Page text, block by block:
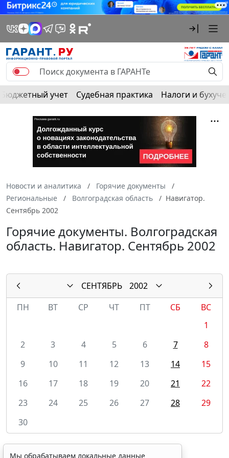
Бюджетный учет Судебная практика Налоги и
Новости и аналитика
Горячие документы
Региональные
Волгоградская область
Навигатор.
Сентябрь 2002
Горячие документы. Волгоградская
область. Навигатор. Сентябрь 2002
СЕНТЯБРЬ
2002
ПН
ВТ СР ЧТ ПТ СБ
ВС
1
2
3 4 5 6 7
8
9
10 11 12 13 14
15
16
17 18 19 20 21
22
23
24 25 26 27 28
29
30
Мы обрабатываем локальные данные